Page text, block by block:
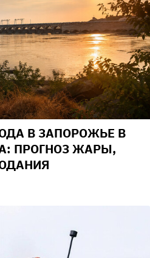
В ЗАПОРОЖЬЕ В
ПРОГНОЗ ЖАРЫ,